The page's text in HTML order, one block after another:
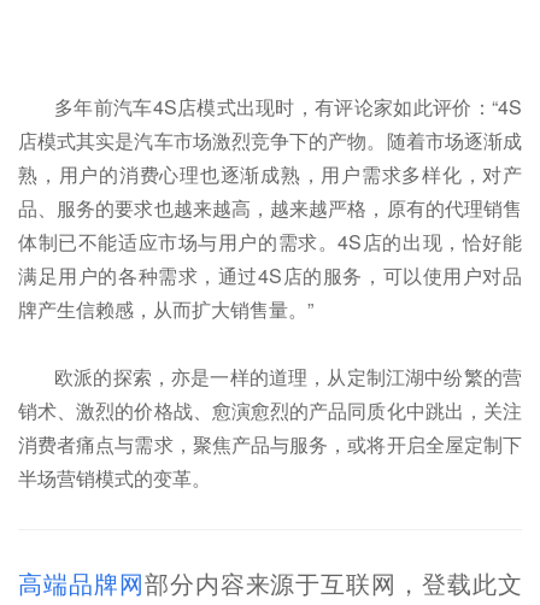
多年前汽车4S店模式出现时，有评论家如此评价：“4S
店模式其实是汽车市场激烈竞争下的产物。随着市场逐渐成
熟，用户的消费心理也逐渐成熟，用户需求多样化，对产
品、服务的要求也越来越高，越来越严格，原有的代理销售
体制已不能适应市场与用户的需求。4S店的出现，恰好能
满足用户的各种需求，通过4S店的服务，可以使用户对品
牌产生信赖感，从而扩大销售量。”
欧派的探索，亦是一样的道理，从定制江湖中纷繁的营
销术、激烈的价格战、愈演愈烈的产品同质化中跳出，关注
消费者痛点与需求，聚焦产品与服务，或将开启全屋定制下
半场营销模式的变革。
高端品牌网部分内容来源于互联网，登载此文